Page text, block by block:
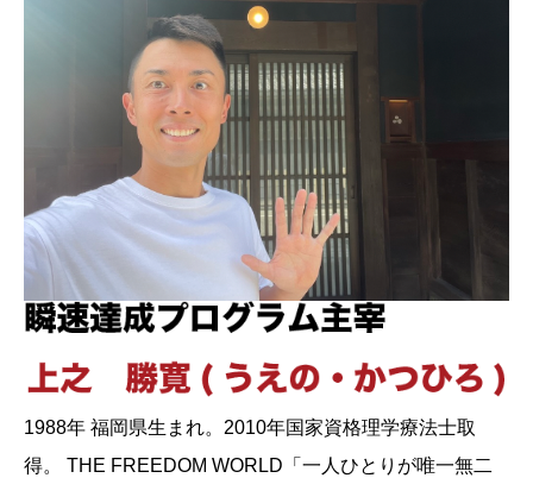
1988年 福岡県生まれ。2010年国家資格理学療法士取
得。 THE FREEDOM WORLD「一人ひとりが唯一無二